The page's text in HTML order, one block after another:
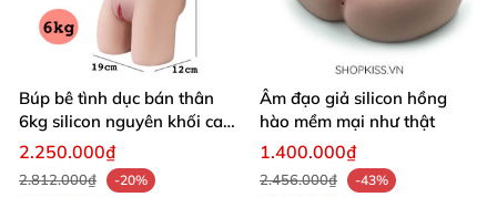
Búp bê tình dục bán thân
6kg silicon nguyên khối cao
cấp giá rẻ
2.250.000₫
2.812.000₫
-20%
Âm đạo giả silicon hồng
hào mềm mại như thật
1.400.000₫
2.456.000₫
-43%